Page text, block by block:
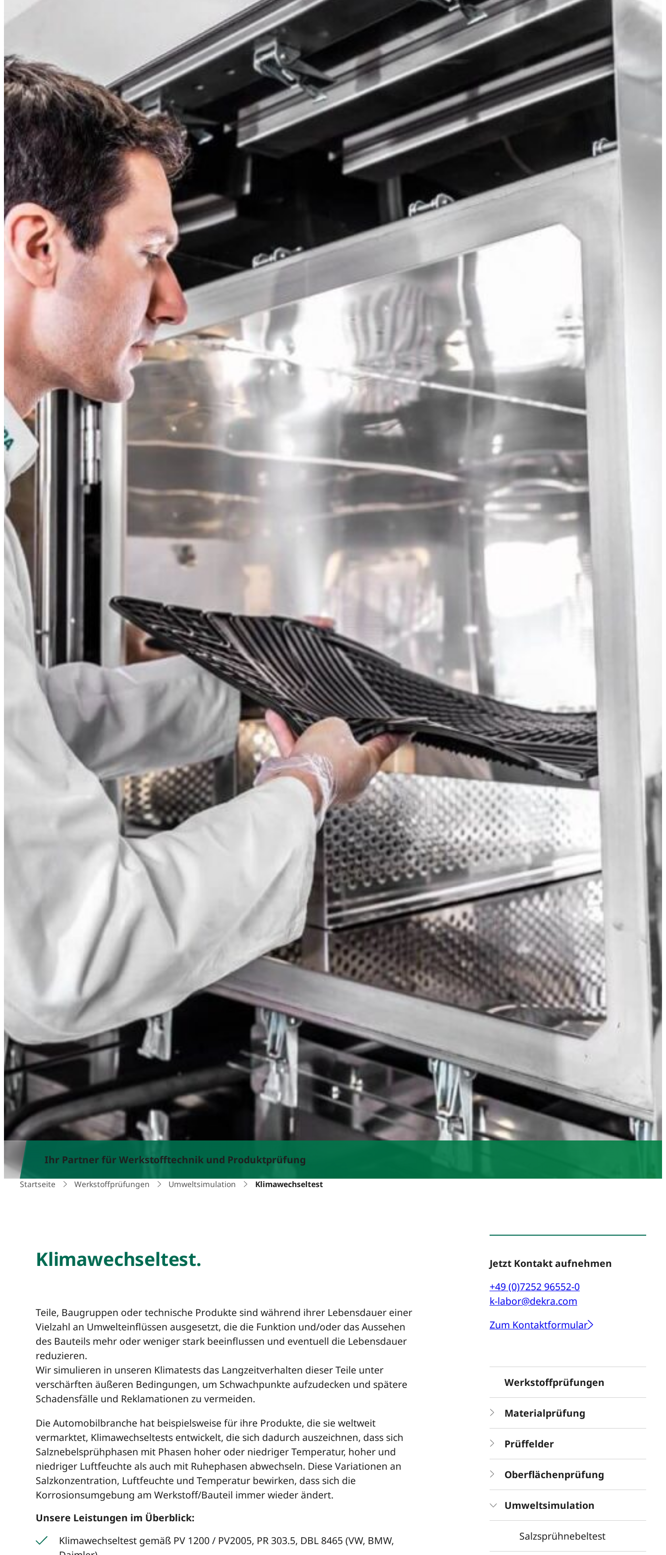
Ihr Partner für Werkstofftechnik und Produktprüfung
Startseite Werkstoffprüfungen Umweltsimulation Klimawechseltest
Klimawechseltest.
Teile, Baugruppen oder technische Produkte sind während ihrer Lebensdauer einer
Vielzahl an Umwelteinflüssen ausgesetzt, die die Funktion und/oder das Aussehen
des Bauteils mehr oder weniger stark beeinflussen und eventuell die Lebensdauer
reduzieren.
Wir simulieren in unseren Klimatests das Langzeitverhalten dieser Teile unter
verschärften äußeren Bedingungen, um Schwachpunkte aufzudecken und spätere
Schadensfälle und Reklamationen zu vermeiden.
Die Automobilbranche hat beispielsweise für ihre Produkte, die sie weltweit
vermarktet, Klimawechseltests entwickelt, die sich dadurch auszeichnen, dass sich
Salznebelsprühphasen mit Phasen hoher oder niedriger Temperatur, hoher und
niedriger Luftfeuchte als auch mit Ruhephasen abwechseln. Diese Variationen an
Salzkonzentration, Luftfeuchte und Temperatur bewirken, dass sich die
Korrosionsumgebung am Werkstoff/Bauteil immer wieder ändert.
Unsere Leistungen im Überblick:
Klimawechseltest gemäß PV 1200 / PV2005, PR 303.5, DBL 8465 (VW, BMW,
Jetzt Kontakt aufnehmen
+49 (0)7252 96552-0
k-labor@dekra.com
Zum Kontaktformular
Werkstoffprüfungen
Materialprüfung
Prüffelder
Oberflächenprüfung
Umweltsimulation
Salzsprühnebeltest